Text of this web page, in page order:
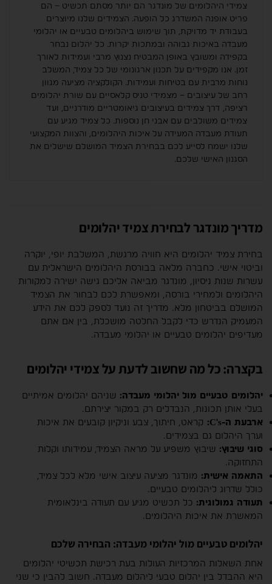
צמידי היהלומים של מונדגר הם יותר מסתם תכשיט – הם
פריט אופנה המשדרג כל הופעה. הצמידים שלנו מיוצרים
בעבודת יד מדויקת, תוך שימוש ביהלומים טבעיים או יהלומי
מעבדה באיכות גבוהה ובמתכות יקרות. כל יהלום נבחר
בקפידה ומשובץ באופן המבטיח נצנוץ מרבי ועמידות לאורך
זמן. אנו מקפידים על תכנון ארגונומי של כל צמיד, המשלב
נוחות מרבית עם בטיחות ועמידות. הקולקציה מציעה מגוון
רחב של עיצובים – מצמידי טניס קלאסיים עם שורת יהלומים
רציפה, דרך צמידים בעיצובים גיאומטריים מודרניים, ועד
צמידים משולבים עם אבני חן נוספות. כל צמיד מגיע עם
תעודת מעבדה המעידה על איכות היהלומים, והצוות המקצועי
שלנו ישמח לסייע לכם בבחירת הצמיד המושלם שישלים את
הסגנון האישי שלכם.
מדריך מונדגר לבחירת צמיד יהלומים
בחירת צמיד יהלומים היא חוויה מרגשת, המשלבת יופי, יוקרה
וביטוי אישי. כחברה מלאה בבורסת היהלומים הישראלית עם
עשרות שנות ניסיון, מונדגר מביאה אליכם גישה ישירה למקורות
היהלומים ולמחירי בורסה, ומאפשרת לכם לבחור את הצמיד
המושלם בביטחון מלא. מדריך זה נועד לספק לכם את הידע
המעמיק הנדרש כדי לקבל החלטה מושכלת, בין אם אתם
מעדיפים יהלומים טבעיים או יהלומי מעבדה.
בקצרה: כל מה שחשוב לדעת על צמידי יהלומים
יהלומים טבעיים מול יהלומי מעבדה: שניהם יהלומים אמיתיים
בעלי אותן תכונות, הנבדלים רק במקור יצירתם.
ארבעת ה-C's:
קראט, חיתוך, צבע וניקיון קובעים את איכות
וערך היהלום גם בצמידים.
סוגי שיבוץ: שיבוץ משפיע על מראה הצמיד, עמידותו וקלות
התחזוקה.
התאמה אישית: מונדגר מציעה עיצוב אישי מלא לכל צמיד,
כולל שדרוג ליהלומים טבעיים.
תעודה גמולוגית: כל תכשיט מגיע עם תעודה בינלאומית
המאשרת את איכות היהלומים.
יהלומים טבעיים מול יהלומי מעבדה: הבחירה שלכם
אחת השאלות המרכזיות העולות בעת רכישת תכשיטי יהלומים
היא ההבדל בין יהלום טבעי ליהלום מעבדה. חשוב להבין כי שני